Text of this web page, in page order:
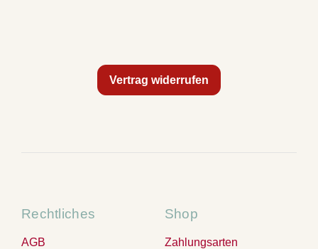
Vertrag widerrufen
Rechtliches
AGB
Shop
Zahlungsarten